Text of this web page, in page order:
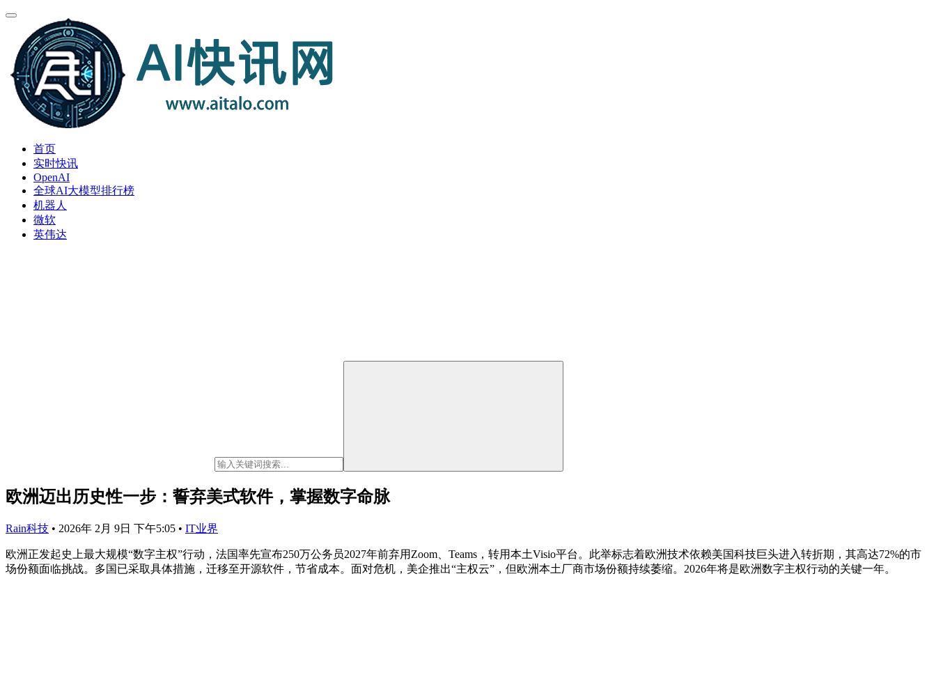
首页
实时快讯
OpenAI
全球AI大模型排行榜
机器人
微软
英伟达
欧洲迈出历史性一步：誓弃美式软件，掌握数字命脉
Rain科技 • 2026年 2月 9日 下午5:05 • IT业界
欧洲正发起史上最大规模“数字主权”行动，法国率先宣布250万公务员2027年前弃用Zoom、Teams，转用本土Visio平台。此举标志着欧洲技术依赖美国科技巨头进入转折期，其高达72%的市
场份额面临挑战。多国已采取具体措施，迁移至开源软件，节省成本。面对危机，美企推出“主权云”，但欧洲本土厂商市场份额持续萎缩。2026年将是欧洲数字主权行动的关键一年。